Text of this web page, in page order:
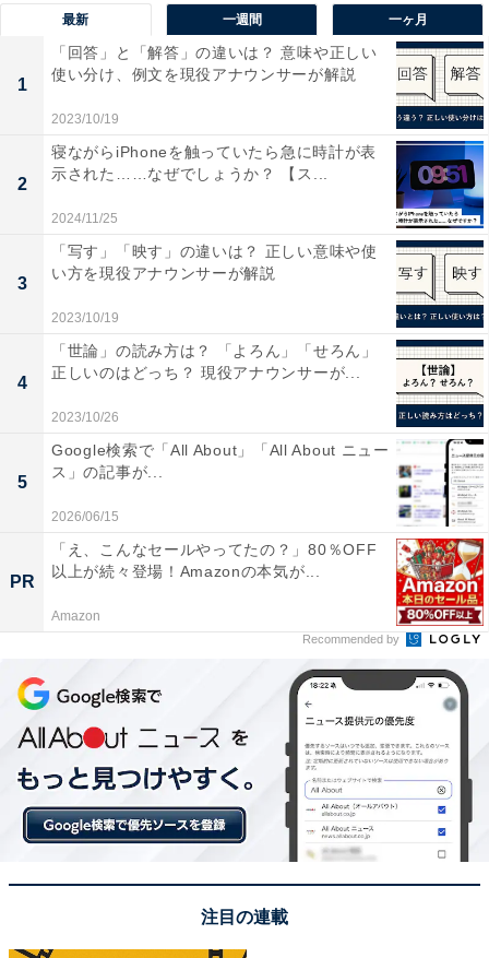
命名ルールが変更になった理由
Appleがこの命名規則の変更に踏み切った背景には、い
くつかの戦略的な理由があったのではないかと考察され
ています。
■全OS間での整合性と整理
これまでのAppleのOSは、「iOS 18」「macOS 15」
「watchOS 12」「visionOS 2」のように、ソフトウエア
の初回リリース時期に応じて異なるバージョン番号が付
けられていました。
新しい命名方式では、全てのOSが「iOS 26」「iPadOS
26」「macOS 26」「watchOS 26」「visionOS 26」
「tvOS 26」のように年号で統一されます。「今年のOS
は26」と明確にそろうことで、ユーザーも開発者も理解
しやすくなり、混乱を回避できます。
■開発者視点での明確化と予測のしやすさ
過去のiOSはバージョン番号と実際の年がずれていたた
め、「iOS 17は去年のものか、おととしのものか」
「macOS 14とiOS 17は同世代か」といった混乱が生じ
やすかったとされています。
特に企業や開発者がサポート対象を決定する際に、番号
と暦のずれはミスや誤解を招く可能性がありました。今
後「iOS 26は2026年向け、27は2027年」という形で、
最新 一週間 一ヶ月
1
「回答」と「解答」の違いは？ 意味や正しい
使い分け、例文を現役アナウンサーが解説
2023/10/19
2
寝ながらiPhoneを触っていたら急に時計が表
示された……なぜでしょうか？ 【ス...
2024/11/25
3
「写す」「映す」の違いは？ 正しい意味や使
い方を現役アナウンサーが解説
2023/10/19
4
「世論」の読み方は？ 「よろん」「せろん」
正しいのはどっち？ 現役アナウンサーが...
2023/10/26
5
Google検索で「All About」「All About ニュー
ス」の記事が...
2026/06/15
PR
「え、こんなセールやってたの？」80％OFF
以上が続々登場！Amazonの本気が...
Amazon
Recommended by
注目の連載